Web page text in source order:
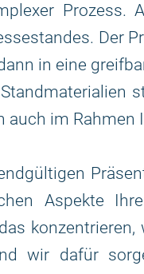
Prozess.
Der
in eine
auch im Rahmen
Aspekte
wir dafür